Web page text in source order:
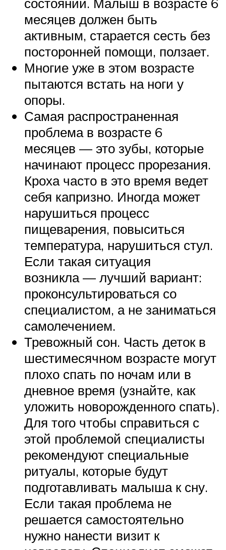
месяцев должен быть
активным, старается сесть без
посторонней помощи, ползает.
Многие уже в этом возрасте
пытаются встать на ноги у
опоры.
Самая распространенная
проблема в возрасте 6
месяцев — это зубы, которые
начинают процесс прорезания.
Кроха часто в это время ведет
себя капризно. Иногда может
нарушиться процесс
пищеварения, повыситься
температура, нарушиться стул.
Если такая ситуация
возникла — лучший вариант:
проконсультироваться со
специалистом, а не заниматься
самолечением.
Тревожный сон. Часть деток в
шестимесячном возрасте могут
плохо спать по ночам или в
дневное время (узнайте, как
уложить новорожденного спать).
Для того чтобы справиться с
этой проблемой специалисты
рекомендуют специальные
ритуалы, которые будут
подготавливать малыша к сну.
Если такая проблема не
решается самостоятельно
нужно нанести визит к